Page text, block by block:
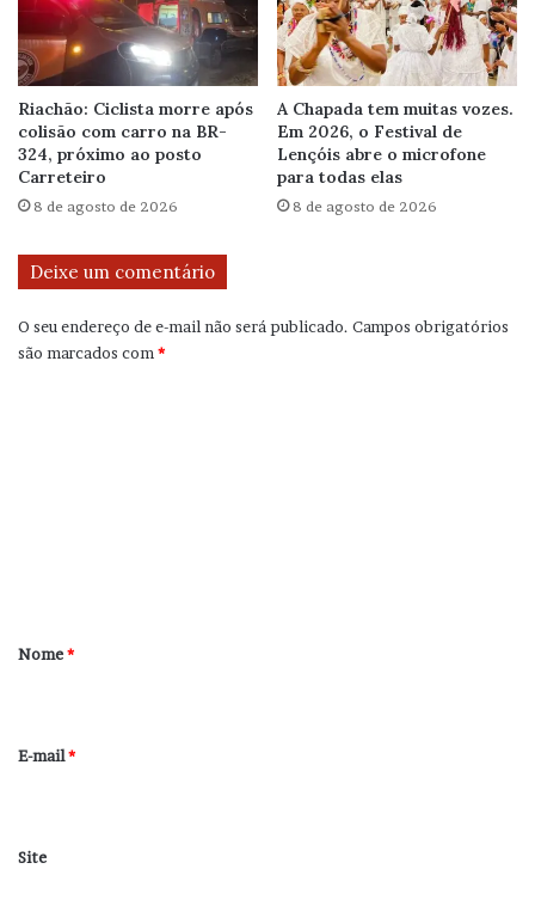
Riachão: Ciclista morre após
colisão com carro na BR-
324, próximo ao posto
Carreteiro
8 de agosto de 2026
A Chapada tem muitas vozes.
Em 2026, o Festival de
Lençóis abre o microfone
para todas elas
8 de agosto de 2026
Deixe um comentário
O seu endereço de e-mail não será publicado. Campos obrigatórios
são marcados com *
r
*
Nome*
E-mail*
Site